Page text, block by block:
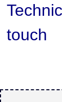
touch